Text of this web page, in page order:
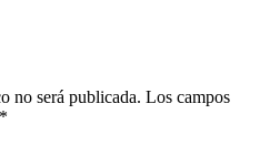
no será publicada. Los campos
*